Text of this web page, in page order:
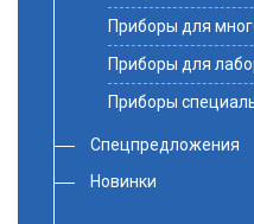
Приборы для
Приборы для
Приборы
Спецпредложения
Новинки